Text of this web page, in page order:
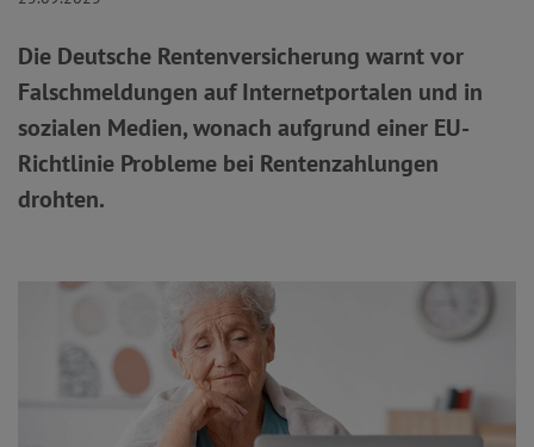
Die Deutsche Rentenversicherung warnt vor
Falschmeldungen auf Internetportalen und in
sozialen Medien, wonach aufgrund einer EU-
Richtlinie Probleme bei Rentenzahlungen
drohten.